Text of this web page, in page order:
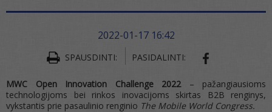
2022-01-17 16:42
SPAUSDINTI: PASIDALINTI:
MWC Open Innovation Challenge 2022– pažangiausioms
technologijoms bei rinkos inovacijoms skirtas B2B renginys,
vykstantis prie pasaulinio renginio The Mobile World Congress.